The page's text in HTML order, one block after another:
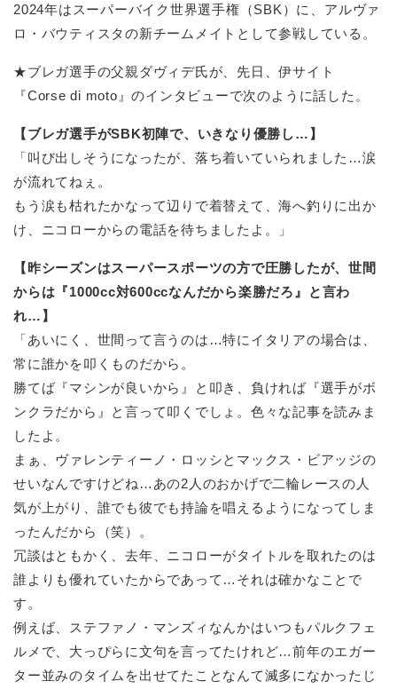
2024年はスーパーバイク世界選手権（SBK）に、アルヴァ
ロ・バウティスタの新チームメイトとして参戦している。
★ブレガ選手の父親ダヴィデ氏が、先日、伊サイト
『Corse di moto』のインタビューで次のように話した。
【ブレガ選手がSBK初陣で、いきなり優勝し…】
「叫び出しそうになったが、落ち着いていられました…涙
が流れてねぇ。
もう涙も枯れたかなって辺りで着替えて、海へ釣りに出か
け、ニコローからの電話を待ちましたよ。」
【昨シーズンはスーパースポーツの方で圧勝したが、世間
からは『1000cc対600ccなんだから楽勝だろ』と言わ
れ…】
「あいにく、世間って言うのは…特にイタリアの場合は、
常に誰かを叩くものだから。
勝てば『マシンが良いから』と叩き、負ければ『選手がボ
ンクラだから』と言って叩くでしょ。色々な記事を読みま
したよ。
まぁ、ヴァレンティーノ・ロッシとマックス・ビアッジの
せいなんですけどね…あの2人のおかげで二輪レースの人
気が上がり、誰でも彼でも持論を唱えるようになってしま
ったんだから（笑）。
冗談はともかく、去年、ニコローがタイトルを取れたのは
誰よりも優れていたからであって…それは確かなことで
す。
例えば、ステファノ・マンズィなんかはいつもパルクフェ
ルメで、大っぴらに文句を言ってたけれど…前年のエガー
ター並みのタイムを出せてたことなんて滅多になかったじ